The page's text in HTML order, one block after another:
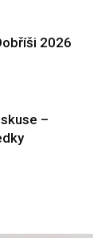
2026
–